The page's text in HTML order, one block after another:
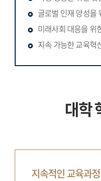
글로벌 인재 양성을
미래사회 대응을 위
지속 가능한 교육혁
대학
지속적인 교육과정